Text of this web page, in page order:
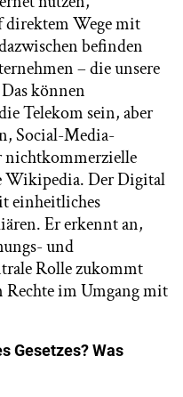
Wege mit
befinden
– die unsere
können
Telekom sein, aber
Social-Media-
Der Digital
einheitliches
Er erkennt an,
und
Rolle zukommt
im Umgang mit
Gesetzes? Was